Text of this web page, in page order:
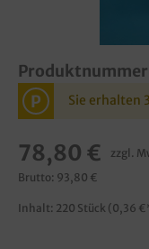
P Sie erhalten
78,80 € zzgl.
Brutto: 93,80 €
Inhalt: 220 Stück (0,36